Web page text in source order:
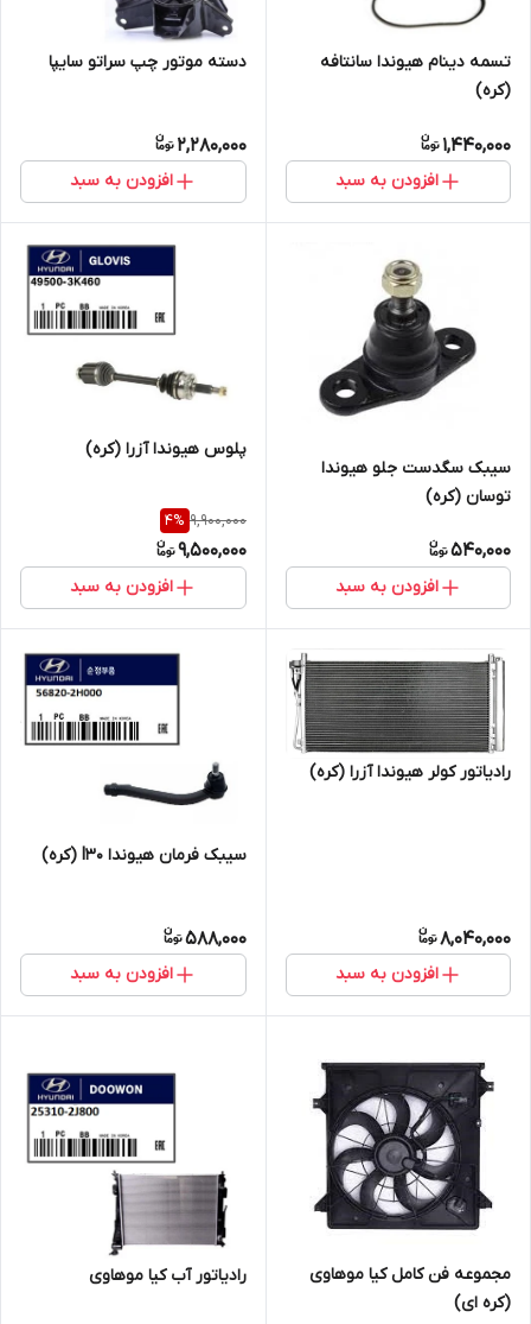
تسمه دینام هیوندا سانتافه
(کره)
1,440,000
افزودن به سبد
دسته موتور چپ سراتو سایپا
2,280,000
افزودن به سبد
سیبک سگدست جلو هیوندا
توسان (کره)
540,000
افزودن به سبد
پلوس هیوندا آزرا (کره)
9,900,000
4%
9,500,000
افزودن به سبد
رادیاتور کولر هیوندا آزرا (کره)
8,040,000
افزودن به سبد
سیبک فرمان هیوندا I30 (کره)
588,000
افزودن به سبد
مجموعه فن کامل کیا موهاوی
(کره ای)
رادیاتور آب کیا موهاوی